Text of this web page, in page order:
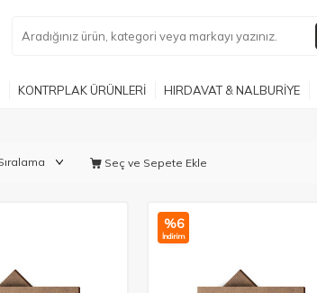
KONTRPLAK ÜRÜNLERİ HIRDAVAT & NALBURİYE
Seç ve Sepete Ekle
%6
İndirim